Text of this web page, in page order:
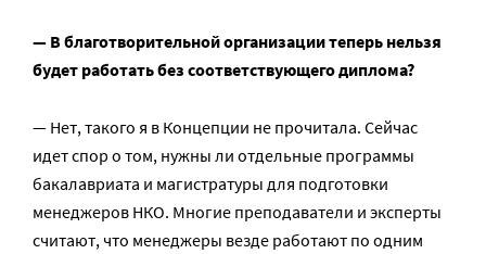
— В благотворительной организации теперь нельзя
будет работать без соответствующего диплома?
— Нет, такого я в Концепции не прочитала. Сейчас
идет спор о том, нужны ли отдельные программы
бакалавриата и магистратуры для подготовки
менеджеров НКО. Многие преподаватели и эксперты
считают, что менеджеры везде работают по одним